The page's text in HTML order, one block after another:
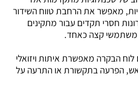
מאפשר את הרחבת טווח השידור
חסרי תקדים עבור מתקינים
קצה כאחד.
לוח הבקרה מאפשרת איתות ויזואלי
אש, הפרעה בתקשורת או התרעה על